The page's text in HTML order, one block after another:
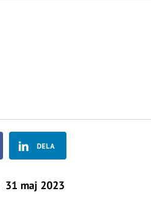
DELA
31 maj 2023